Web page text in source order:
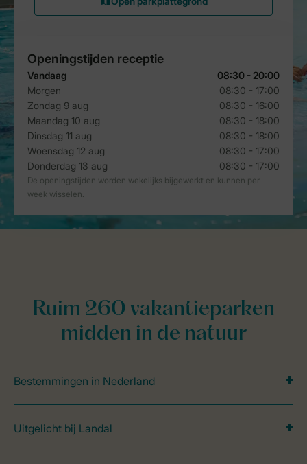
Ruim 260 vakantieparken
midden in de natuur
Bestemmingen in Nederland
Uitgelicht bij Landal